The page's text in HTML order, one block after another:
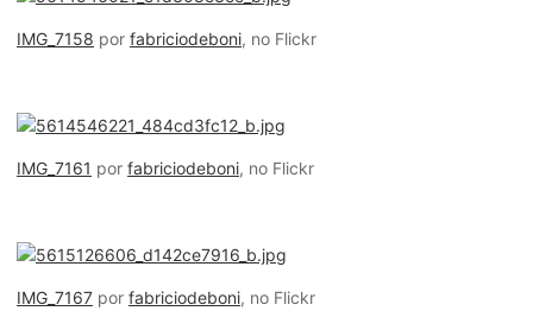
IMG_7158 por fabriciodeboni, no Flickr
IMG_7161 por fabriciodeboni, no Flickr
IMG_7167 por fabriciodeboni, no Flickr